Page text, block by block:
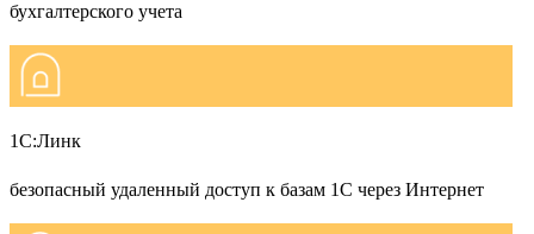
бухгалтерского учета
1С:Линк
безопасный удаленный доступ к базам 1С через Интернет